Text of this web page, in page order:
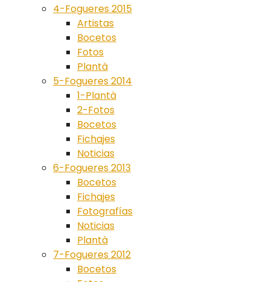
4-Fogueres 2015
Artistas
Bocetos
Fotos
Plantà
5-Fogueres 2014
1-Plantà
2-Fotos
Bocetos
Fichajes
Noticias
6-Fogueres 2013
Bocetos
Fichajes
Fotografías
Noticias
Plantà
7-Fogueres 2012
Bocetos